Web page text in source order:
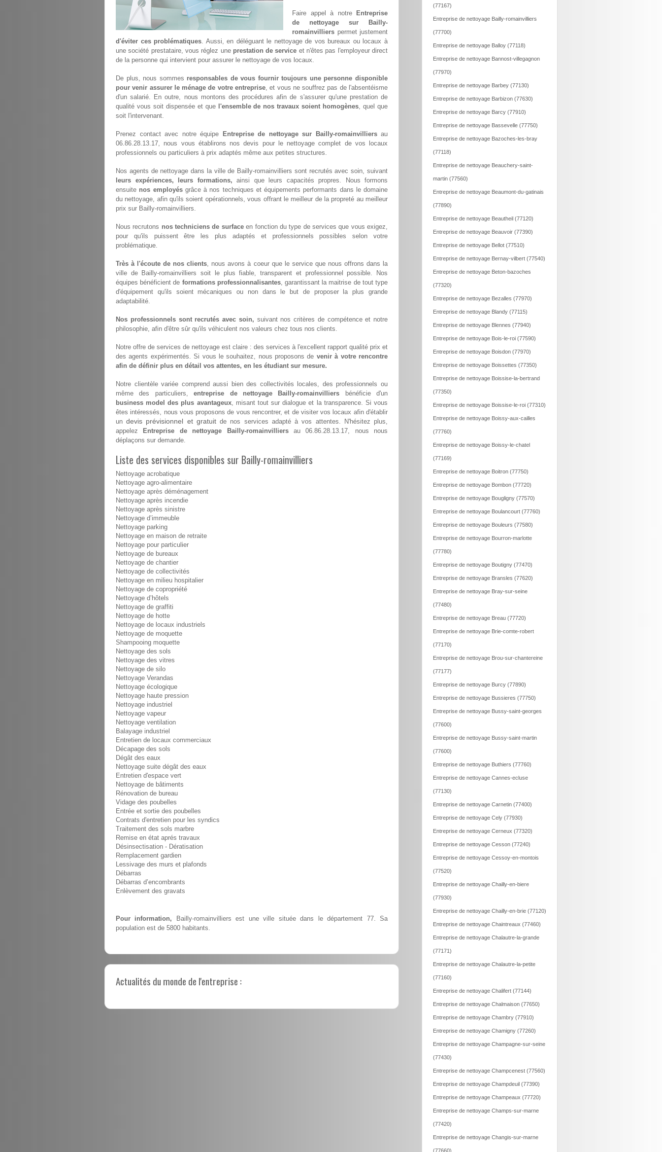
Faire appel à notre
Entreprise
de nettoyage sur Bailly-
romainvilliers permet justement
d'éviter ces problématiques. Aussi, en déléguant le nettoyage de vos bureaux ou locaux à
une société prestataire, vous réglez une prestation de service et n'êtes pas l'employeur direct
de la personne qui intervient pour assurer le nettoyage de vos locaux.
De plus, nous sommes responsables de vous fournir toujours une personne disponible
pour venir assurer le ménage de votre entreprise, et vous ne souffrez pas de l'absentéisme
d'un salarié. En outre, nous montons des procédures afin de s'assurer qu'une prestation de
qualité vous soit dispensée et que l'ensemble de nos travaux soient homogènes, quel que
soit l'intervenant.
Prenez contact avec notre équipe Entreprise de nettoyage sur Bailly-romainvilliersau
06.86.28.13.17, nous vous établirons nos devis pour le nettoyage complet de vos locaux
professionnels ou particuliers à prix adaptés même aux petites structures.
Nos agents de nettoyage dans la ville de Bailly-romainvilliers sont recrutés avec soin, suivant
leurs expériences, leurs formations, ainsi que leurs capacités propres. Nous formons
ensuite nos employésgrâce à nos techniques et équipements performants dans le domaine
du nettoyage, afin qu'ils soient opérationnels, vous offrant le meilleur de la propreté au meilleur
prix sur Bailly-romainvilliers.
Nous recrutons nos techniciens de surfaceen fonction du type de services que vous exigez,
pour qu'ils puissent être les plus adaptés et professionnels possibles selon votre
problématique.
Très à l'écoute de nos clients, nous avons à coeur que le service que nous offrons dans la
ville de Bailly-romainvilliers soit le plus fiable, transparent et professionnel possible. Nos
équipes bénéficient de formations professionnalisantes, garantissant la maitrise de tout type
d'équipement qu'ils soient mécaniques ou non dans le but de proposer la plus grande
adaptabilité.
Nos professionnels sont recrutés avec soin, suivant nos critères de compétence et notre
philosophie, afin d'être sûr qu'ils véhiculent nos valeurs chez tous nos clients.
Notre offre de services de nettoyage est claire : des services à l'excellent rapport qualité prix et
des agents expérimentés. Si vous le souhaitez, nous proposons de venir à votre rencontre
afin de définir plus en détail vos attentes, en les étudiant sur mesure.
Notre clientèle variée comprend aussi bien des collectivités locales, des professionnels ou
même des particuliers,entreprise de nettoyage Bailly-romainvilliers bénéficie d'un
business model des plus avantageux, misant tout sur dialogue et la transparence. Si vous
êtes intéressés, nous vous proposons de vous rencontrer, et de visiter vos locaux afin d'établir
undevis prévisionnel et gratuitde nos services adapté à vos attentes. N'hésitez plus,
appelez
Entreprise de nettoyage Bailly-romainvilliersau 06.86.28.13.17, nous nous
déplaçons sur demande.
Liste des services disponibles sur Bailly-romainvilliers
Nettoyage acrobatique
Nettoyage agro-alimentaire
Nettoyage après déménagement
Nettoyage après incendie
Nettoyage après sinistre
Nettoyage d’immeuble
Nettoyage parking
Nettoyage en maison de retraite
Nettoyage pour particulier
Nettoyage de bureaux
Nettoyage de chantier
Nettoyage de collectivités
Nettoyage en milieu hospitalier
Nettoyage de copropriété
Nettoyage d’hôtels
Nettoyage de graffiti
Nettoyage de hotte
Nettoyage de locaux industriels
Nettoyage de moquette
Shampooing moquette
Nettoyage des sols
Nettoyage des vitres
Nettoyage de silo
Nettoyage Verandas
Nettoyage écologique
Nettoyage haute pression
Nettoyage industriel
Nettoyage vapeur
Nettoyage ventilation
Balayage industriel
Entretien de locaux commerciaux
Décapage des sols
Dégât des eaux
Nettoyage suite dégât des eaux
Entretien d'espace vert
Nettoyage de bâtiments
Rénovation de bureau
Vidage des poubelles
Entrée et sortie des poubelles
Contrats d'entretien pour les syndics
Traitement des sols marbre
Remise en état aprés travaux
Désinsectisation - Dératisation
Remplacement gardien
Lessivage des murs et plafonds
Débarras
Débarras d’encombrants
Enlèvement des gravats
Pour information, Bailly-romainvilliers est une ville située dans le département 77. Sa
population est de 5800 habitants.
Actualités du monde de l'entreprise :
(77167)
Entreprise de nettoyage Bailly-romainvilliers
(77700)
Entreprise de nettoyage Balloy (77118)
Entreprise de nettoyage Bannost-villegagnon
(77970)
Entreprise de nettoyage Barbey (77130)
Entreprise de nettoyage Barbizon (77630)
Entreprise de nettoyage Barcy (77910)
Entreprise de nettoyage Bassevelle (77750)
Entreprise de nettoyage Bazoches-les-bray
(77118)
Entreprise de nettoyage Beauchery-saint-
martin (77560)
Entreprise de nettoyage Beaumont-du-gatinais
(77890)
Entreprise de nettoyage Beautheil (77120)
Entreprise de nettoyage Beauvoir (77390)
Entreprise de nettoyage Bellot (77510)
Entreprise de nettoyage Bernay-vilbert (77540)
Entreprise de nettoyage Beton-bazoches
(77320)
Entreprise de nettoyage Bezalles (77970)
Entreprise de nettoyage Blandy (77115)
Entreprise de nettoyage Blennes (77940)
Entreprise de nettoyage Bois-le-roi (77590)
Entreprise de nettoyage Boisdon (77970)
Entreprise de nettoyage Boissettes (77350)
Entreprise de nettoyage Boissise-la-bertrand
(77350)
Entreprise de nettoyage Boissise-le-roi (77310)
Entreprise de nettoyage Boissy-aux-cailles
(77760)
Entreprise de nettoyage Boissy-le-chatel
(77169)
Entreprise de nettoyage Boitron (77750)
Entreprise de nettoyage Bombon (77720)
Entreprise de nettoyage Bougligny (77570)
Entreprise de nettoyage Boulancourt (77760)
Entreprise de nettoyage Bouleurs (77580)
Entreprise de nettoyage Bourron-marlotte
(77780)
Entreprise de nettoyage Boutigny (77470)
Entreprise de nettoyage Bransles (77620)
Entreprise de nettoyage Bray-sur-seine
(77480)
Entreprise de nettoyage Breau (77720)
Entreprise de nettoyage Brie-comte-robert
(77170)
Entreprise de nettoyage Brou-sur-chantereine
(77177)
Entreprise de nettoyage Burcy (77890)
Entreprise de nettoyage Bussieres (77750)
Entreprise de nettoyage Bussy-saint-georges
(77600)
Entreprise de nettoyage Bussy-saint-martin
(77600)
Entreprise de nettoyage Buthiers (77760)
Entreprise de nettoyage Cannes-ecluse
(77130)
Entreprise de nettoyage Carnetin (77400)
Entreprise de nettoyage Cely (77930)
Entreprise de nettoyage Cerneux (77320)
Entreprise de nettoyage Cesson (77240)
Entreprise de nettoyage Cessoy-en-montois
(77520)
Entreprise de nettoyage Chailly-en-biere
(77930)
Entreprise de nettoyage Chailly-en-brie (77120)
Entreprise de nettoyage Chaintreaux (77460)
Entreprise de nettoyage Chalautre-la-grande
(77171)
Entreprise de nettoyage Chalautre-la-petite
(77160)
Entreprise de nettoyage Chalifert (77144)
Entreprise de nettoyage Chalmaison (77650)
Entreprise de nettoyage Chambry (77910)
Entreprise de nettoyage Chamigny (77260)
Entreprise de nettoyage Champagne-sur-seine
(77430)
Entreprise de nettoyage Champcenest (77560)
Entreprise de nettoyage Champdeuil (77390)
Entreprise de nettoyage Champeaux (77720)
Entreprise de nettoyage Champs-sur-marne
(77420)
Entreprise de nettoyage Changis-sur-marne
(77660)